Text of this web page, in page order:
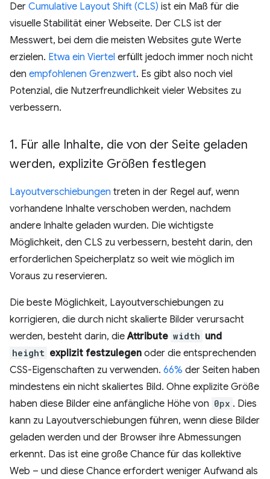
Der Cumulative Layout Shift (CLS) ist ein Maß für die
visuelle Stabilität einer Webseite. Der CLS ist der
Messwert, bei dem die meisten Websites gute Werte
erzielen. Etwa ein Viertel erfüllt jedoch immer noch nicht
den empfohlenen Grenzwert. Es gibt also noch viel
Potenzial, die Nutzerfreundlichkeit vieler Websites zu
verbessern.
1. Für alle Inhalte, die von der Seite geladen
werden, explizite Größen festlegen
Layoutverschiebungen treten in der Regel auf, wenn
vorhandene Inhalte verschoben werden, nachdem
andere Inhalte geladen wurden. Die wichtigste
Möglichkeit, den CLS zu verbessern, besteht darin, den
erforderlichen Speicherplatz so weit wie möglich im
Voraus zu reservieren.
Die beste Möglichkeit, Layoutverschiebungen zu
korrigieren, die durch nicht skalierte Bilder verursacht
werden, besteht darin, dieAttribute width und
height explizit festzulegen oder die entsprechenden
CSS-Eigenschaften zu verwenden. 66% der Seiten haben
mindestens ein nicht skaliertes Bild. Ohne explizite Größe
haben diese Bilder eine anfängliche Höhe von 0px . Dies
kann zu Layoutverschiebungen führen, wenn diese Bilder
geladen werden und der Browser ihre Abmessungen
erkennt. Das ist eine große Chance für das kollektive
Web – und diese Chance erfordert weniger Aufwand als